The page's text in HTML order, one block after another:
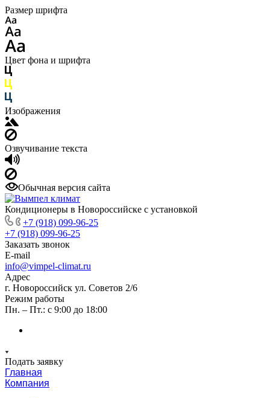
Размер шрифта
Цвет фона и шрифта
Изображения
Озвучивание текста
Обычная версия сайта
Кондиционеры в Новороссийске с установкой
+7 (918) 099-96-25
+7 (918) 099-96-25
Заказать звонок
E-mail
info@vimpel-climat.ru
Адрес
г. Новороссийск ул. Советов 2/6
Режим работы
Пн. – Пт.: с 9:00 до 18:00
Подать заявку
Главная
Компания